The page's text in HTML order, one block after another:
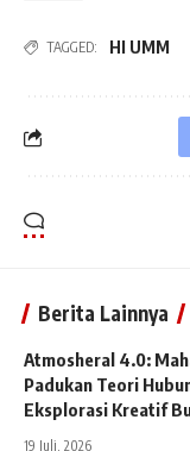
TAGGED: HI UMM
Berita Lainnya
Atmosheral 4.0:
Padukan Teori
Eksplorasi Kreatif
19 Juli, 2026